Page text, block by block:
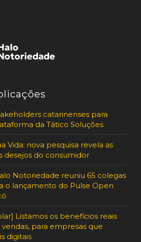
catarinenses para
da Tático Soluções
Vida: nova pesquisa revela as
desejos do consumidor
Notoriedade reuniu 65 colegas
o lançamento do Pulse Open
Listamos os benefícios reais
para empresas que
digitais